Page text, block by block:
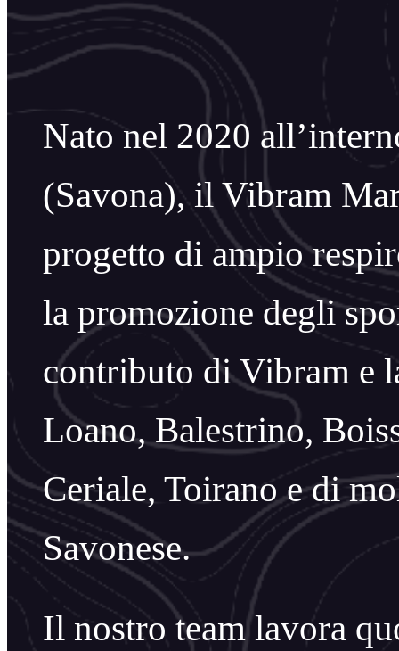
Nato nel 2020
(Savona), il Vibram
progetto di ampio
la promozione degli
contributo di Vibram e
Loano, Balestrino,
Ceriale, Toirano e di
Savonese.
Il nostro team lavora